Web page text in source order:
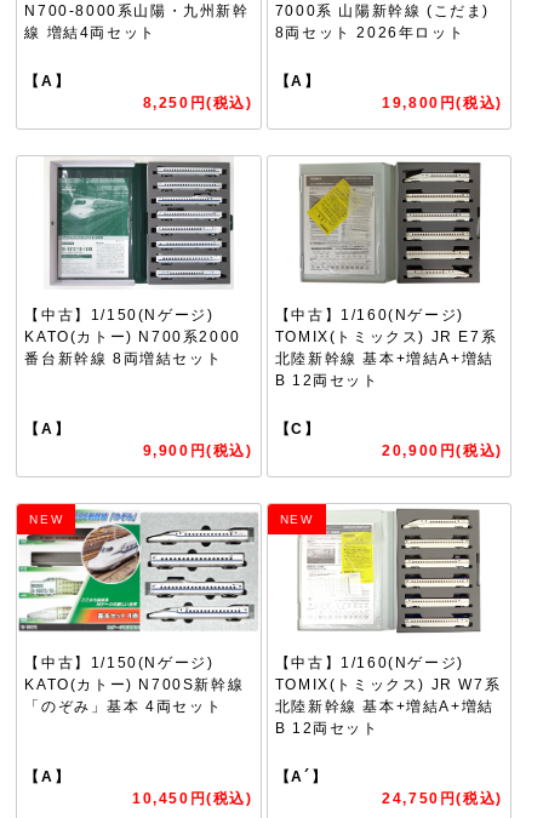
N700-8000系山陽・九州新幹
線 増結4両セット
【A】
8,250円(税込)
7000系 山陽新幹線 (こだま)
8両セット 2026年ロット
【A】
19,800円(税込)
【中古】1/150(Nゲージ)
KATO(カトー) N700系2000
番台新幹線 8両増結セット
【A】
9,900円(税込)
【中古】1/160(Nゲージ)
TOMIX(トミックス) JR E7系
北陸新幹線 基本+増結A+増結
B 12両セット
【C】
20,900円(税込)
NEW
【中古】1/150(Nゲージ)
KATO(カトー) N700S新幹線
「のぞみ」基本 4両セット
【A】
10,450円(税込)
NEW
【中古】1/160(Nゲージ)
TOMIX(トミックス) JR W7系
北陸新幹線 基本+増結A+増結
B 12両セット
【A´】
24,750円(税込)